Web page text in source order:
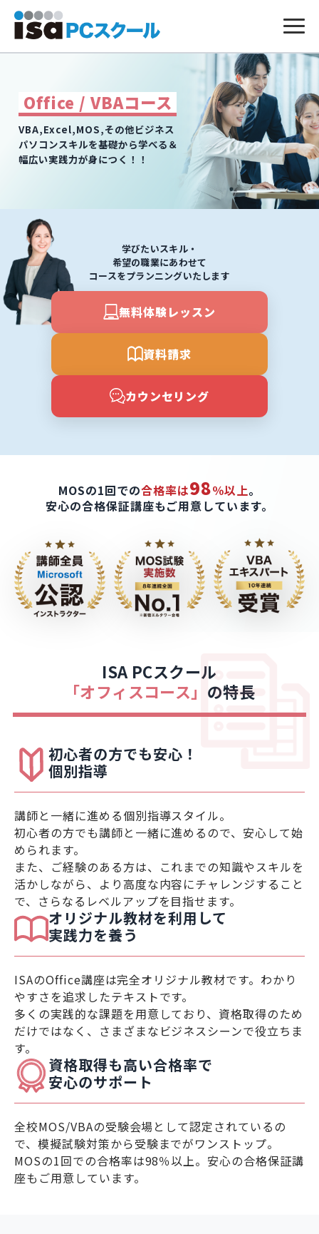
本
VBA,Excel,MOS,その他ビジネス
パソコンスキルを基礎から学べる＆
幅広い実践力が身につく！！
Office / VBAコース
学びたいスキル・
希望の職業にあわせて
コースをプランニングいたします
無料体験レッスン
資料請求
カウンセリング
MOSの1回での合格率は98％以上。
安心の合格保証講座もご用意しています。
ISA PCスクール
「オフィスコース」 の特長
初心者の方でも安心！
個別指導
講師と一緒に進める個別指導スタイル。
初心者の方でも講師と一緒に進めるので、安心して始
められます。
また、ご経験のある方は、これまでの知識やスキルを
活かしながら、より高度な内容にチャレンジすること
で、さらなるレベルアップを目指せます。
オリジナル教材を利用して
実践力を養う
ISAのOffice講座は完全オリジナル教材です。わかり
やすさを追求したテキストです。
多くの実践的な課題を用意しており、資格取得のため
だけではなく、さまざまなビジネスシーンで役立ちま
す。
資格取得も高い合格率で
安心のサポート
全校MOS/VBAの受験会場として認定されているの
で、模擬試験対策から受験までがワンストップ。
MOSの1回での合格率は98％以上。安心の合格保証講
座もご用意しています。